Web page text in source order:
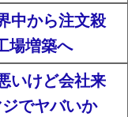
中から注文殺
場増築へ
いけど会社来
でヤバいか